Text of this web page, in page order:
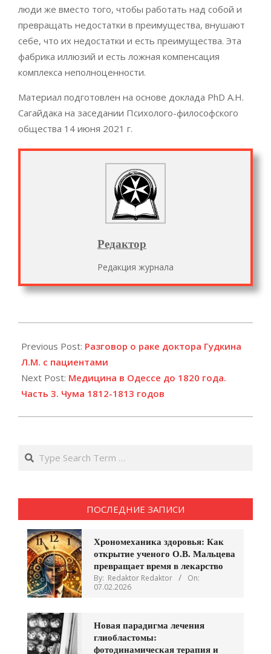
люди же вместо того, чтобы работать над собой и
превращать недостатки в преимущества, внушают
себе, что их недостатки и есть преимущества. Эта
фабрика иллюзий и есть ложная компенсация
комплекса неполноценности.
Материал подготовлен на основе доклада PhD А.Н.
Сагайдака на заседании Психолого-философского
общества 14 июня 2021 г.
Редактор
Редакция журнала
07-
30
Previous Post: Разговор о раке доктора Гудкина
Л.М. с пациентами
Next Post: Медицина в Одессе до 1820 года.
Часть 3. Чума 1812-1813 годов
Search
ПОСЛЕДНИЕ ЗАПИСИ
Хрономеханика здоровья: Как
открытие ученого О.В. Мальцева
превращает время в лекарство
By: Redaktor Redaktor
On:
07.02.2026
Новая парадигма лечения
глиобластомы:
фотодинамическая терапия и